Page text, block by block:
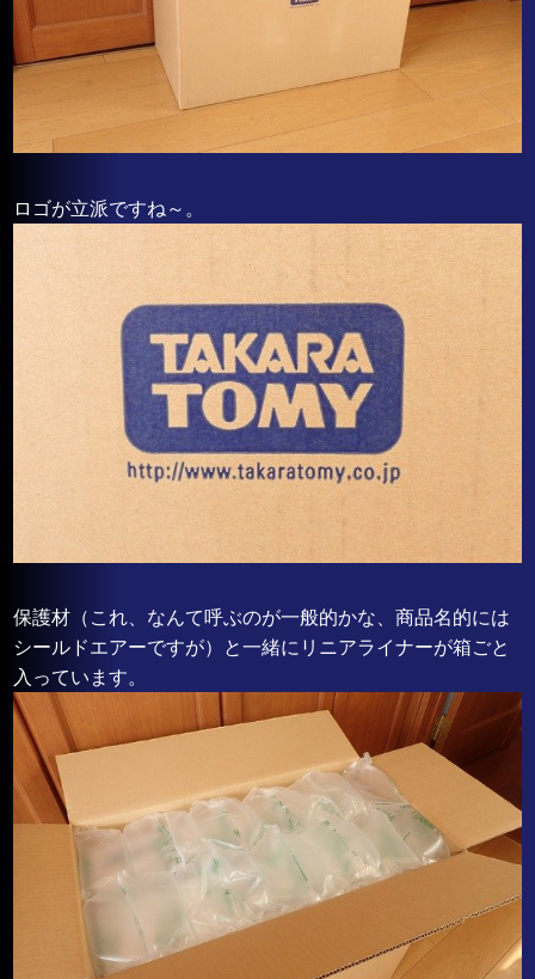
ロゴが立派ですね～。
保護材（これ、なんて呼ぶのが一般的かな、商品名的には
シールドエアーですが）と一緒にリニアライナーが箱ごと
入っています。